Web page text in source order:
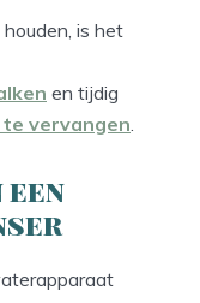
is het
en tijdig
vervangen